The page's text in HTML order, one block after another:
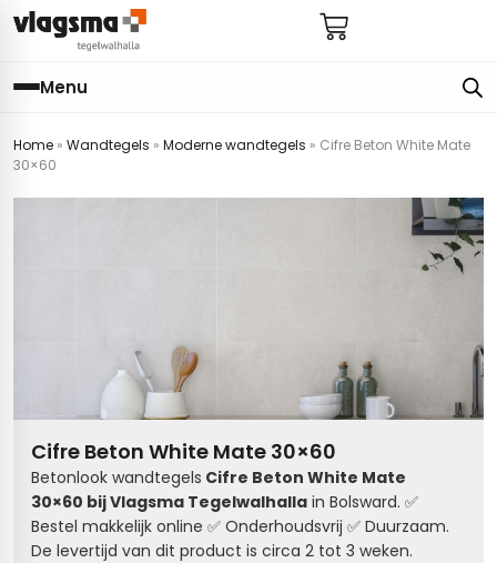
Menu
Home » Wandtegels » Moderne wandtegels » Cifre Beton White Mate
30×60
Cifre Beton White Mate 30×60
Betonlook wandtegels Cifre Beton White Mate
30×60 bijVlagsma Tegelwalhalla in Bolsward. ✅
Bestel makkelijk online ✅ Onderhoudsvrij ✅ Duurzaam.
De levertijd van dit product is circa 2 tot 3 weken.
woonkamer
toilet